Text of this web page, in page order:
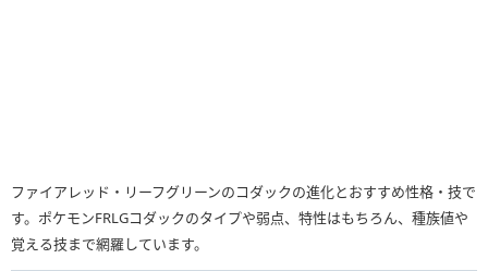
ファイアレッド・リーフグリーンのコダックの進化とおすすめ性格・技で
す。ポケモンFRLGコダックのタイプや弱点、特性はもちろん、種族値や
覚える技まで網羅しています。